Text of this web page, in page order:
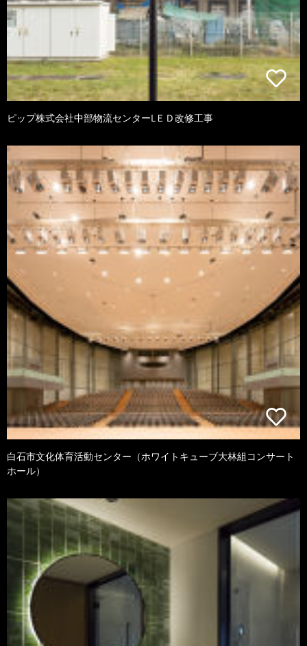
ピップ株式会社中部物流センターLＥＤ改修工事
白石市文化体育活動センター（ホワイトキューブ大林組コンサート
ホール）